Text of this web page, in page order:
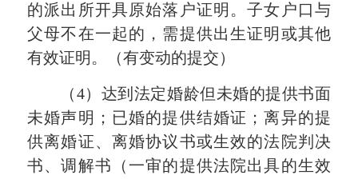
的派出所开具原始落户证明。子女户口与
父母不在一起的，需提供出生证明或其他
有效证明。（有变动的提交）
（4）达到法定婚龄但未婚的提供书面
未婚声明；已婚的提供结婚证；离异的提
供离婚证、离婚协议书或生效的法院判决
书、调解书（一审的提供法院出具的生效